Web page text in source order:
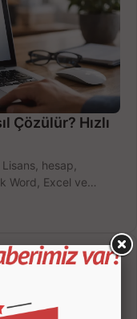
Çözülür? Hızlı
hesap,
Word, Excel ve